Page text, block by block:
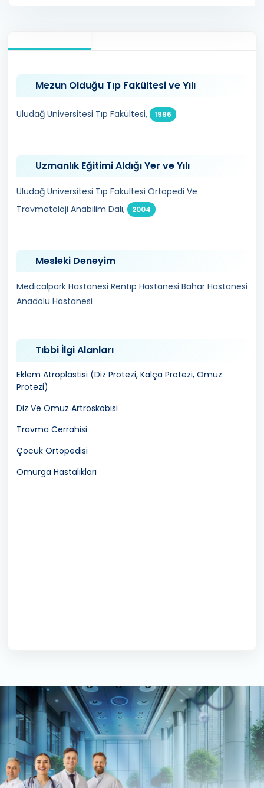
Mezun Olduğu Tıp Fakültesi ve Yılı
Uludağ Üniversitesi Tıp Fakültesi, 1996
Uzmanlık Eğitimi Aldığı Yer ve Yılı
Uludağ Universitesi Tıp Fakültesi Ortopedi Ve
Travmatoloji Anabilim Dalı,
2004
Mesleki Deneyim
Medicalpark Hastanesi Rentıp Hastanesi Bahar Hastanesi
Anadolu Hastanesi
Tıbbi İlgi Alanları
Eklem Atroplastisi (Diz Protezi, Kalça Protezi, Omuz
Protezi)
Diz Ve Omuz Artroskobisi
Travma Cerrahisi
Çocuk Ortopedisi
Omurga Hastalıkları